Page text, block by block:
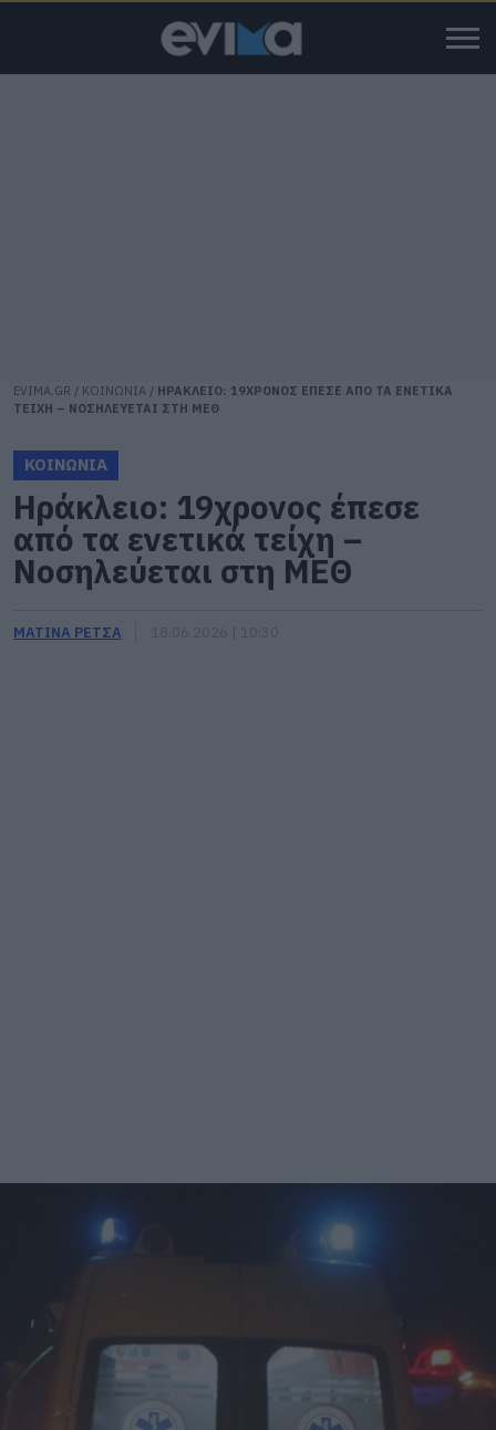
EVIMA.GR / ΚΟΙΝΩΝΙΑ / ΗΡΑΚΛΕΙΟ: 19ΧΡΟΝΟΣ ΕΠΕΣΕ ΑΠΟ ΤΑ ΕΝΕΤΙΚΑ
ΤΕΙΧΗ – ΝΟΣΗΛΕΥΕΤΑΙ ΣΤΗ ΜΕΘ
ΚΟΙΝΩΝΙΑ
Ηράκλειο: 19χρονος έπεσε
από τα ενετικά τείχη –
Νοσηλεύεται στη ΜΕΘ
ΜΑΤΙΝΑ ΡΕΤΣΑ